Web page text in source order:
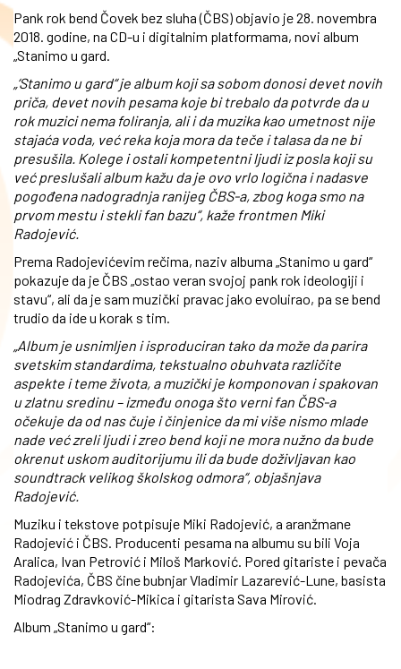
Pank rok bend Čovek bez sluha (ČBS) objavio je 28. novembra
2018. godine, na CD-u i digitalnim platformama, novi album
„Stanimo u gard.
„‘Stanimo u gard“ je album koji sa sobom donosi devet novih
priča, devet novih pesama koje bi trebalo da potvrde da u
rok muzici nema foliranja, ali i da muzika kao umetnost nije
stajaća voda, već reka koja mora da teče i talasa da ne bi
presušila. Kolege i ostali kompetentni ljudi iz posla koji su
već preslušali album kažu da je ovo vrlo logična i nadasve
pogođena nadogradnja ranijeg ČBS-a, zbog koga smo na
prvom mestu i stekli fan bazu“, kaže frontmen Miki
Radojević.
Prema Radojevićevim rečima, naziv albuma „Stanimo u gard“
pokazuje da je ČBS „ostao veran svojoj pank rok ideologiji i
stavu“, ali da je sam muzički pravac jako evoluirao, pa se bend
trudio da ide u korak s tim.
„Album je usnimljen i isproduciran tako da može da parira
svetskim standardima, tekstualno obuhvata različite
aspekte i teme života, a muzički je komponovan i spakovan
u zlatnu sredinu – između onoga što verni fan ČBS-a
očekuje da od nas čuje i činjenice da mi više nismo mlade
nade već zreli ljudi i zreo bend koji ne mora nužno da bude
okrenut uskom auditorijumu ili da bude doživljavan kao
soundtrack velikog školskog odmora“, objašnjava
Radojević.
Muziku i tekstove potpisuje Miki Radojević, a aranžmane
Radojević i ČBS. Producenti pesama na albumu su bili Voja
Aralica, Ivan Petrović i Miloš Marković. Pored gitariste i pevača
Radojevića, ČBS čine bubnjar Vladimir Lazarević-Lune, basista
Miodrag Zdravković-Mikica i gitarista Sava Mirović.
Album „Stanimo u gard“: